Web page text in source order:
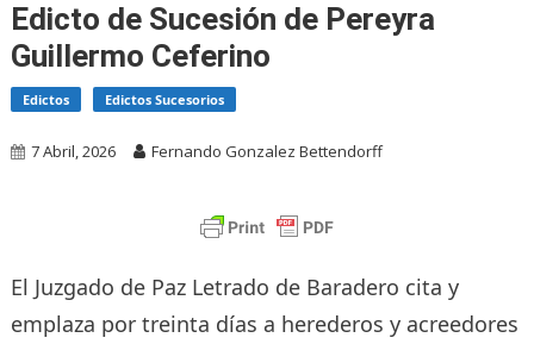
Edicto de Sucesión de Pereyra
Guillermo Ceferino
Edictos Edictos Sucesorios
7 Abril, 2026 Fernando Gonzalez Bettendorff
El Juzgado de Paz Letrado de Baradero cita y
emplaza por treinta días a herederos y acreedores